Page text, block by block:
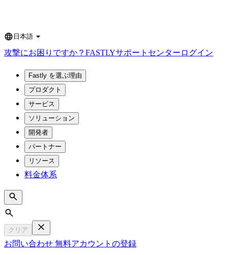
Language
日本語
攻撃にお困りですか？ FASTLYサポートセンター ログイン
Fastly を選ぶ理由
プロダクト
サービス
ソリューション
開発者
パートナー
リソース
料金体系
Search
クリア
お問い合わせ 無料アカウントの登録